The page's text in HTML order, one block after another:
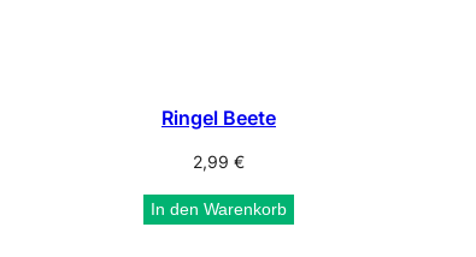
Ringel Beete
2,99 €
In den Warenkorb